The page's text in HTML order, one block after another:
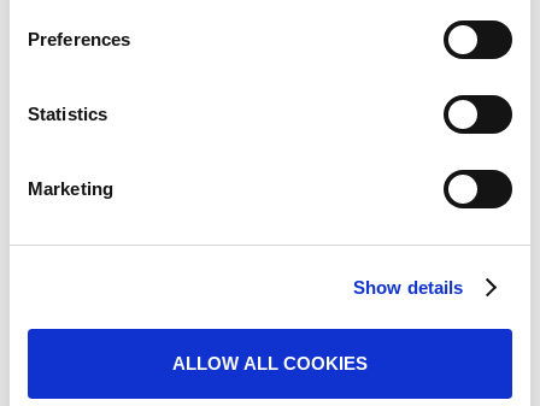
Preferences
Statistics
Marketing
Show details
ALLOW ALL COOKIES
El principio fundamental es la protección del denunciante, salvo
Esta aplicación no requiere información que revele su identidad.